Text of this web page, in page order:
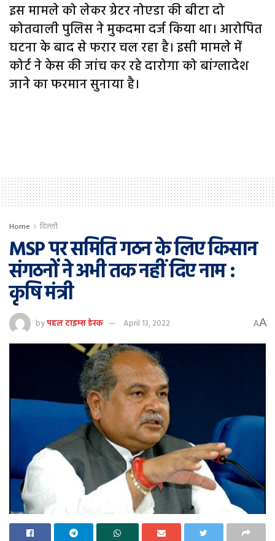
इस मामले को लेकर ग्रेटर नोएडा की बीटा दो
कोतवाली पुलिस ने मुकदमा दर्ज किया था। आरोपित
घटना के बाद से फरार चल रहा है। इसी मामले में
कोर्ट ने केस की जांच कर रहे दारोगा को बांग्लादेश
जाने का फरमान सुनाया है।
Home दिल्ली
MSP पर समिति गठन के लिए किसान
संगठनों ने अभी तक नहीं दिए नाम :
कृषि मंत्री
byपहल टाइम्स डेस्क April 13, 2022 AA